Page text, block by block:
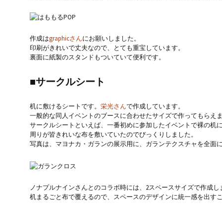
作成はgraphicさんにお願いしました。
印刷がきれいで丈夫なので、とても重宝しています。
裏面に紙製のスタンドもついていて便利です。
■サークルシート
机に敷けるシートです。 栄光さんで作成しています。
一般的な同人イベントのブースに合わせたサイズで作ってもらえ
サークルシートといえば、一番初めに参加したイベントで裸の机
周りが皆きれいな布を敷いていたのでびっくりしました。
写真は、マヨナカ・ガランの展示用に、ガランテクスチャを全面
ノナプルナインさんとのコラボ時には、2スペースサイズで作成し
机まるごと布で覆えるので、スペースのデザインに統一感を出す